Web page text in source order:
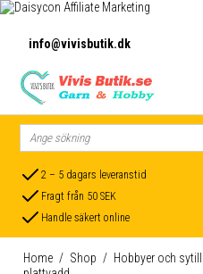
info@vivisbutik.dk
2 – 5 dagars leveranstid
Fragt från 50 SEK
Handle säkert online
Home / Shop / Hobbyer och